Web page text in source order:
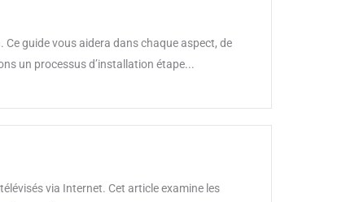
Ce guide vous aidera dans chaque aspect, de
un processus d’installation étape...
via Internet. Cet article examine les